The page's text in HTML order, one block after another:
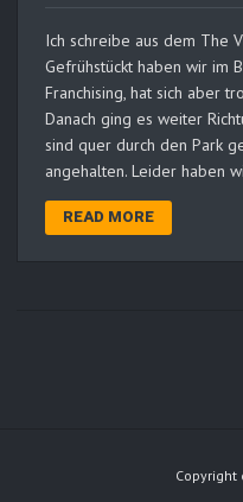
Ich schreibe aus dem The
Gefrühstückt haben wir im
Franchising, hat sich aber
Danach ging es weiter
sind quer durch den Park
angehalten. Leider haben
READ MORE